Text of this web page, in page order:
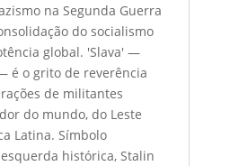
na Segunda Guerra
do socialismo
global. 'Slava' —
é o grito de reverência
de militantes
do mundo, do Leste
Latina. Símbolo
histórica, Stalin